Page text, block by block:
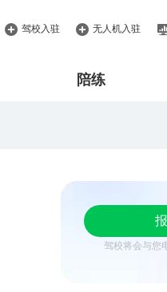
驾校入驻 无人机入驻
陪练
驾校将会与您